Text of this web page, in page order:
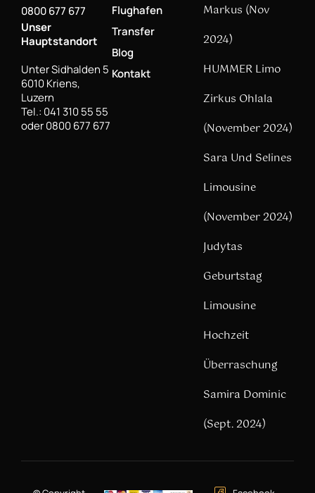
0800 677 677
Unser
Hauptstandort
Unter Sidhalden 5
6010 Kriens,
Luzern
Tel.: 041 310 55 55
oder 0800 677 677
Flughafen
Transfer
Blog
Kontakt
Markus (Nov
2024)
HUMMER Limo
Zirkus Ohlala
(November 2024)
Sara Und Selines
Limousine
(November 2024)
Judytas
Geburtstag
Limousine
Hochzeit
Überraschung
Samira Dominic
(Sept. 2024)